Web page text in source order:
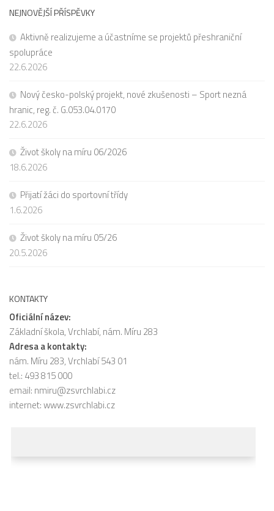
NEJNOVĚJŠÍ PŘÍSPĚVKY
Aktivně realizujeme a účastníme se projektů přeshraniční
spolupráce
22.6.2026
Nový česko-polský projekt, nové zkušenosti – Sport nezná
hranic, reg. č. G.053.04.0170
22.6.2026
Život školy na míru 06/2026
18.6.2026
Přijatí žáci do sportovní třídy
1.6.2026
Život školy na míru 05/26
20.5.2026
KONTAKTY
Oficiální název:
Základní škola, Vrchlabí, nám. Míru 283
Adresa a kontakty:
nám. Míru 283, Vrchlabí 543 01
tel.: 493 815 000
email: nmiru@zsvrchlabi.cz
internet:www.zsvrchlabi.cz